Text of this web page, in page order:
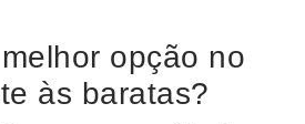
opção no
às baratas?